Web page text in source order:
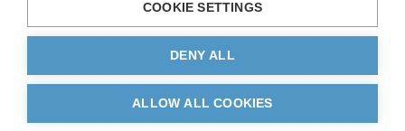
A propos de nous
Politique de confidentialité
© 2026 Masterveil AB.Tous droits réservés.
COOKIE SETTINGS
DENY ALL
ALLOW ALL COOKIES